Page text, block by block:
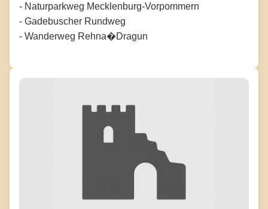
- Naturparkweg Mecklenburg-Vorpommern
- Gadebuscher Rundweg
- Wanderweg Rehna�Dragun